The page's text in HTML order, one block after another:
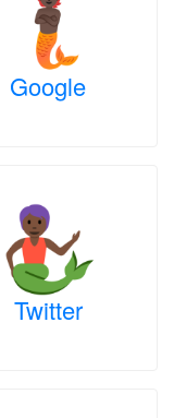
Google
Twitter